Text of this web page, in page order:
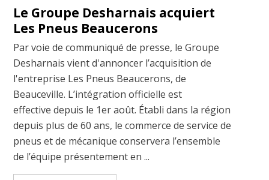
Le Groupe Desharnais acquiert
Les Pneus Beaucerons
Par voie de communiqué de presse, le Groupe
Desharnais vient d'annoncer l’acquisition de
l'entreprise Les Pneus Beaucerons, de
Beauceville. L’intégration officielle est
effective depuis le 1er août. Établi dans la région
depuis plus de 60 ans, le commerce de service de
pneus et de mécanique conservera l’ensemble
de l’équipe présentement en ...